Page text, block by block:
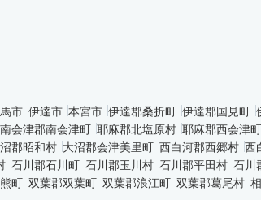
市 伊達市 本宮市 伊達郡桑折町 伊達郡国見町
南会津郡南会津町 耶麻郡北塩原村 耶麻郡西会津町
郡昭和村 大沼郡会津美里町 西白河郡西郷村 西
石川郡石川町 石川郡玉川村 石川郡平田村 石川
町 双葉郡双葉町 双葉郡浪江町 双葉郡葛尾村